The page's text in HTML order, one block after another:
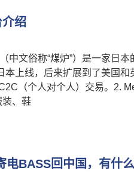
绍
中文俗称“煤炉”）是一家日
本上线，后来扩展到了美国
C2C（个人对个人）交易。2.
装、鞋
BASS回中国，有什么